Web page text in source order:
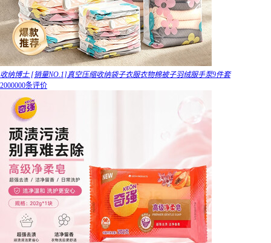
收纳博士 [销量NO.1]真空压缩收纳袋子衣服衣物棉被子羽绒服手泵9件套
2000000条评价